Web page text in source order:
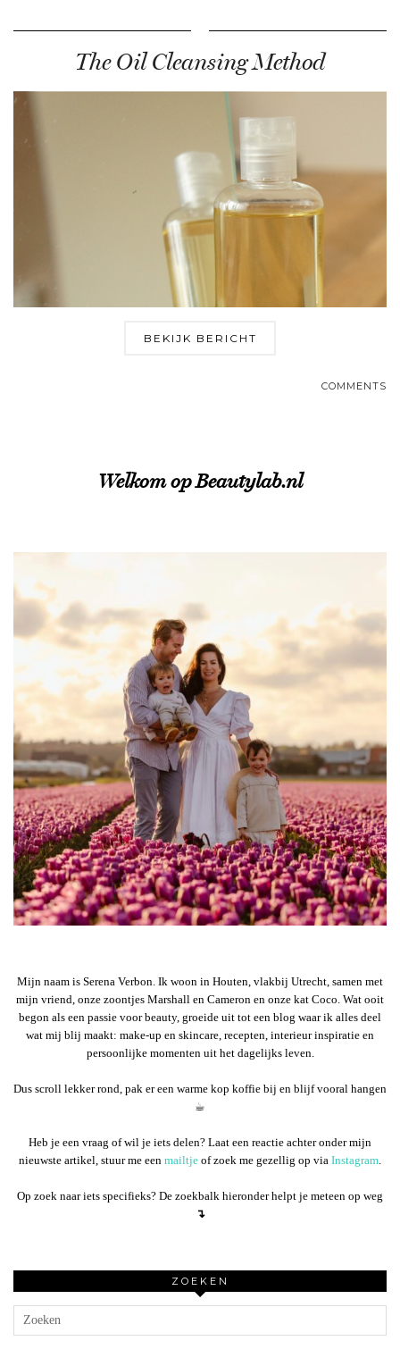
The Oil Cleansing Method
BEKIJK BERICHT
COMMENTS
Welkom op Beautylab.nl
Mijn naam is Serena Verbon. Ik woon in Houten, vlakbij Utrecht, samen met
mijn vriend, onze zoontjes Marshall en Cameron en onze kat Coco. Wat ooit
begon als een passie voor beauty, groeide uit tot een blog waar ik alles deel
wat mij blij maakt: make-up en skincare, recepten, interieur inspiratie en
persoonlijke momenten uit het dagelijks leven.
Dus scroll lekker rond, pak er een warme kop koffie bij en blijf vooral hangen
☕︎
Heb je een vraag of wil je iets delen? Laat een reactie achter onder mijn
nieuwste artikel, stuur me een mailtje of zoek me gezellig op via Instagram
Op zoek naar iets specifieks? De zoekbalk hieronder helpt je meteen op weg
↴
ZOEKEN